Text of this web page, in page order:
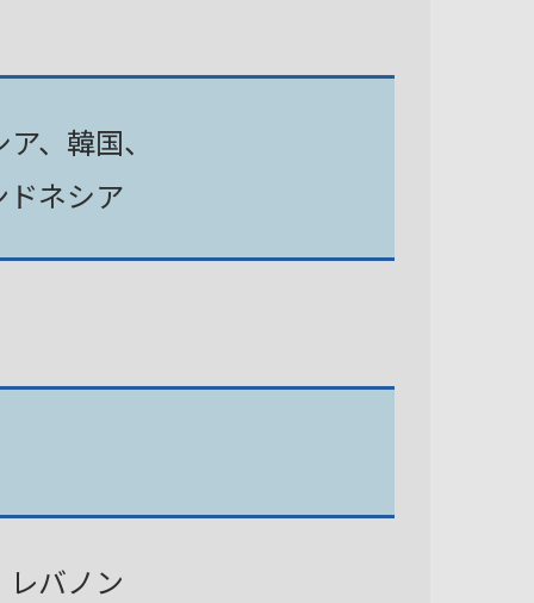
、韓国、
ネシア
バノン